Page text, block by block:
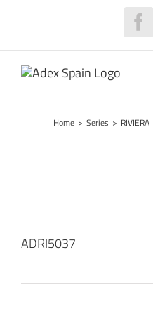
Home > Series > RIVIERA
ADRI5037